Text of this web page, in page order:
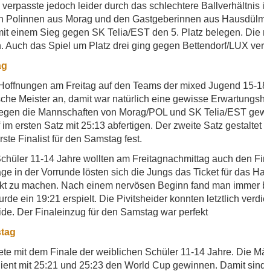
jedoch leider durch das schlechtere Ballverhältnis
Polinnen aus Morag und den Gastgeberinnen aus
einem Sieg gegen SK Telia/EST den 5. Platz belegen.
Auch das Spiel um Platz drei ging gegen Bettendorf/LUX
am Freitag auf den Teams der mixed Jugend
Meister an, damit war natürlich eine gewisse
die Mannschaften von Morag/POL und SK Telia/EST
im ersten Satz mit 25:13 abfertigen. Der zweite Satz
Finalist für den Samstag fest.
11-14 Jahre wollten am Freitagnachmittag auch den
in der Vorrunde lösten sich die Jungs das Ticket für das
zu machen. Nach einem nervösen Beginn fand man
ein 19:21 erspielt. Die Pivitsheider konnten letztlich
Der Finaleinzug für den Samstag war perfekt
mit dem Finale der weiblichen Schüler 11-14 Jahre. Die
mit 25:21 und 25:23 den World Cup gewinnen. Damit